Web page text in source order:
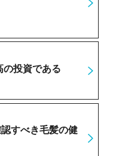
の投資である
すべき毛髪の健